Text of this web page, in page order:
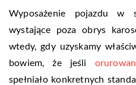
Wyposażenie pojazdu w
wystające poza obrys
wtedy, gdy uzyskamy
bowiem, że jeśli
spełniało konkretnych